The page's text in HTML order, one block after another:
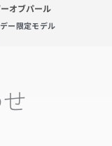
オブパール
ー限定モデル